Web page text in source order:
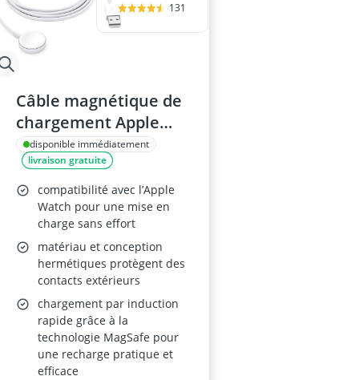
131
Câble magnétique de
chargement Apple
Watch - 1 m (2025)
disponible immédiatement
livraison gratuite
compatibilité avec l’Apple
Watch pour une mise en
charge sans effort
matériau et conception
hermétiques protègent des
contacts extérieurs
chargement par induction
rapide grâce à la
technologie MagSafe pour
une recharge pratique et
efficace